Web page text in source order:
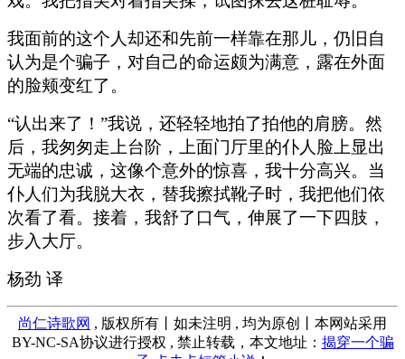
我面前的这个人却还和先前一样靠在那儿，仍旧自
认为是个骗子，对自己的命运颇为满意，露在外面
的脸颊变红了。
“认出来了！”我说，还轻轻地拍了拍他的肩膀。然
后，我匆匆走上台阶，上面门厅里的仆人脸上显出
无端的忠诚，这像个意外的惊喜，我十分高兴。当
仆人们为我脱大衣，替我擦拭靴子时，我把他们依
次看了看。接着，我舒了口气，伸展了一下四肢，
步入大厅。
杨劲 译
尚仁诗歌网 , 版权所有丨如未注明 , 均为原创丨本网站采用
BY-NC-SA协议进行授权 , 禁止转载，本文地址： 揭穿一个骗